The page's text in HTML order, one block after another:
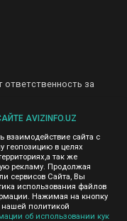
ответственность за
зарегистрированных
ссылается
сайта представлена
Чтобы узнать
Google нажмите тут
AVIZINFO.UZ
сайта с
геопозицию в целях
так же
рекламу. Продолжая
сервисов Сайта, Вы
использования файлов
Нажимая на кнопку
нашей политикой
об использовании кук